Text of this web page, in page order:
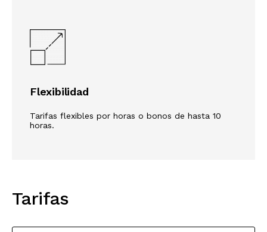
Flexibilidad
Tarifas flexibles por horas o bonos de hasta 10
horas.
Tarifas